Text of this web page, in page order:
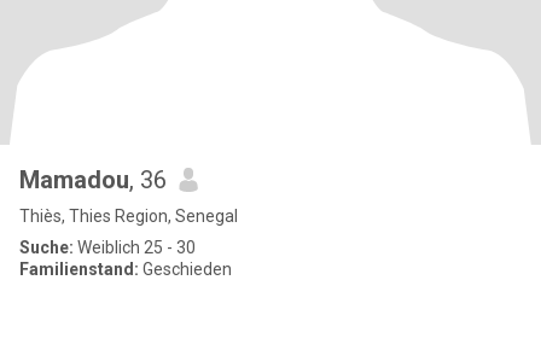
Mamadou, 36
Thiès, Thies Region, Senegal
Suche: Weiblich 25 - 30
Familienstand: Geschieden